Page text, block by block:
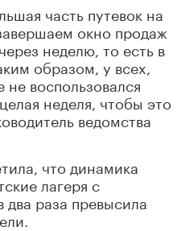
часть путевок на
окно продаж
неделю, то есть в
образом, у всех,
воспользовался
неделя, чтобы это
ведомства
что динамика
лагеря с
раза превысила